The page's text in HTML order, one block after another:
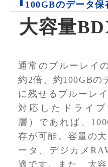
100GBのデータ保
大容量
通常のブルーレイ
約2倍、約100GBの
に残せるブルーレ
対応したドライ
層）であれば、
存が可能。容量の
ータ、デジカメ
適です。また、大